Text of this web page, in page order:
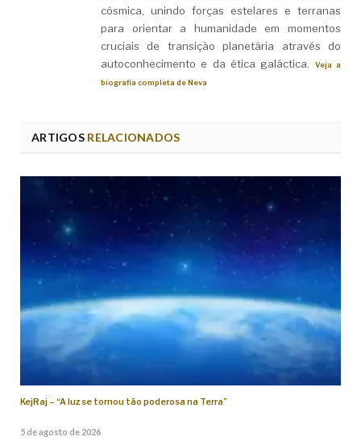
cósmica, unindo forças estelares e terranas
para orientar a humanidade em momentos
cruciais de transição planetária através do
autoconhecimento e da ética galáctica.
Veja a
biografia completa de Neva
ARTIGOSRELACIONADOS
KejRaj – “A luz se tornou tão poderosa na Terra”
5 de agosto de 2026